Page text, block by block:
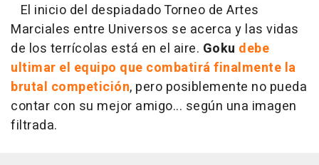
El inicio del despiadado Torneo de Artes
Marciales entre Universos se acerca y las vidas
de los terrícolas está en el aire. Goku debe
ultimar el equipo que combatirá finalmente la
brutal competición, pero posiblemente no pueda
contar con su mejor amigo... según una imagen
filtrada.